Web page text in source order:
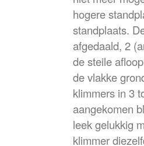
hogere
standplaats.
afgedaald, 2
de steile
de vlakke
klimmers in 3
aangekomen
leek gelukkig
klimmer